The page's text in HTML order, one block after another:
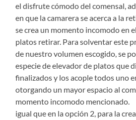
el disfrute cómodo del comensal,
en que la camarera se acerca a la
se crea un momento incomodo en
platos retirar. Para solventar este
de nuestro volumen escogido, se
especie de elevador de platos que
finalizados y los acople todos uno
otorgando un mayor espacio al
momento incomodo
igual que en la opción 2, para la